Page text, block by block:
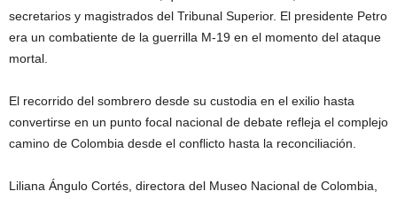
secretarios y magistrados del Tribunal Superior. El presidente Petro
era un combatiente de la guerrilla M-19 en el momento del ataque
mortal.
El recorrido del sombrero desde su custodia en el exilio hasta
convertirse en un punto focal nacional de debate refleja el complejo
camino de Colombia desde el conflicto hasta la reconciliación.
Liliana Ángulo Cortés, directora del Museo Nacional de Colombia,